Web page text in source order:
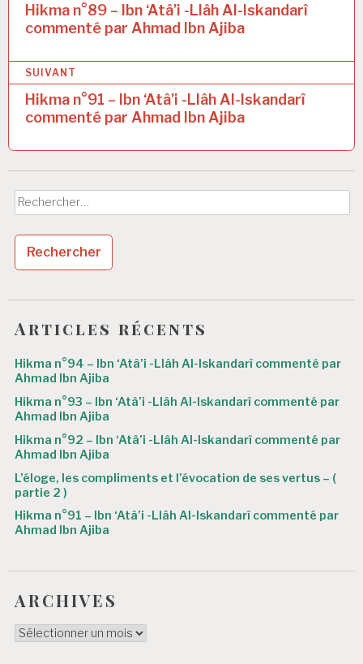
i
g
t
i
o
n
e
l
’
a
r
t
i
c
l
e
Hikma n°89 – Ibn ‘Atâ’i -Llâh Al-Iskandarî
commenté par Ahmad Ibn Ajiba
SUIVANT
Hikma n°91 – Ibn ‘Atâ’i -Llâh Al-Iskandarî
commenté par Ahmad Ibn Ajiba
Rechercher :
Articles récents
Hikma n°94 – Ibn ‘Atâ’i -Llâh Al-Iskandarî commenté par
Ahmad Ibn Ajiba
Hikma n°93 – Ibn ‘Atâ’i -Llâh Al-Iskandarî commenté par
Ahmad Ibn Ajiba
Hikma n°92 – Ibn ‘Atâ’i -Llâh Al-Iskandarî commenté par
Ahmad Ibn Ajiba
L’éloge, les compliments et l’évocation de ses vertus – (
partie 2 )
Hikma n°91 – Ibn ‘Atâ’i -Llâh Al-Iskandarî commenté par
Ahmad Ibn Ajiba
ARCHIVES
ARCHIVES